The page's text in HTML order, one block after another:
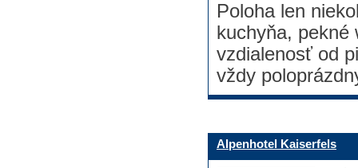
Poloha len
kuchyňa, pekné
vzdialenosť od
vždy
Alpenhotel Kaiserfels